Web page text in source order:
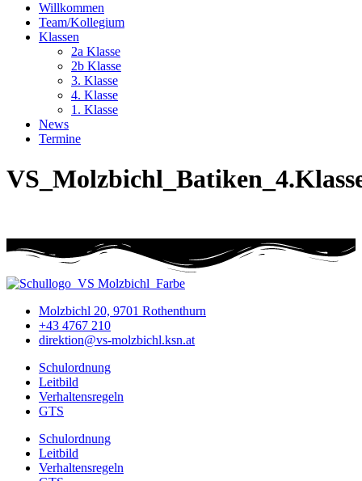
Willkommen
Team/Kollegium
Klassen
2a Klasse
2b Klasse
3. Klasse
4. Klasse
1. Klasse
News
Termine
Molzbichl 20, 9701 Rothenthurn
+43 4767 210
direktion@vs-molzbichl.ksn.at
Schulordnung
Leitbild
Verhaltensregeln
GTS
Schulordnung
Leitbild
Verhaltensregeln